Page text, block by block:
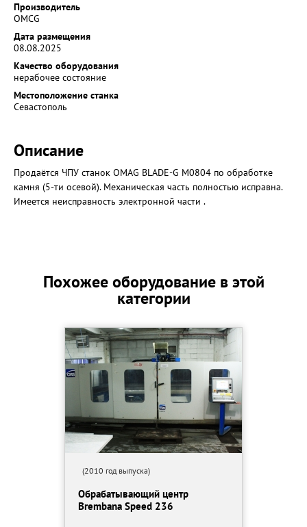
Производитель
OMCG
Дата размещения
08.08.2025
Качество оборудования
нерабочее состояние
Местоположение станка
Севастополь
Описание
Продаётся ЧПУ станок OMAG BLADE-G M0804 по обработке
камня (5-ти осевой). Механическая часть полностью исправна.
Имеется неисправность электронной части .
Похожее оборудование в этой
категории
(2010 год выпуска)
Обрабатывающий центр
Brembana Speed 236